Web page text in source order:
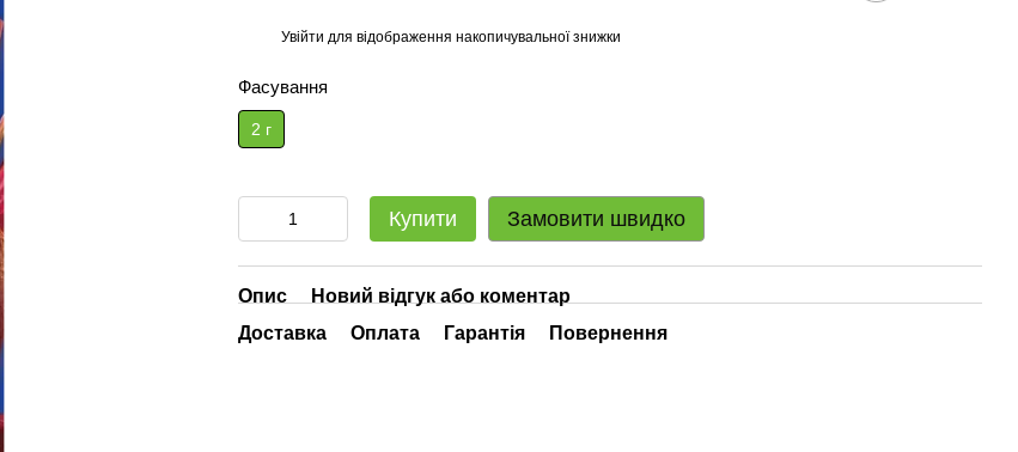
Увійти для відображення накопичувальної знижки
Фасування
2 г
Купити Замовити швидко
Опис
Новий відгук або коментар
Доставка
Оплата Гарантія Повернення